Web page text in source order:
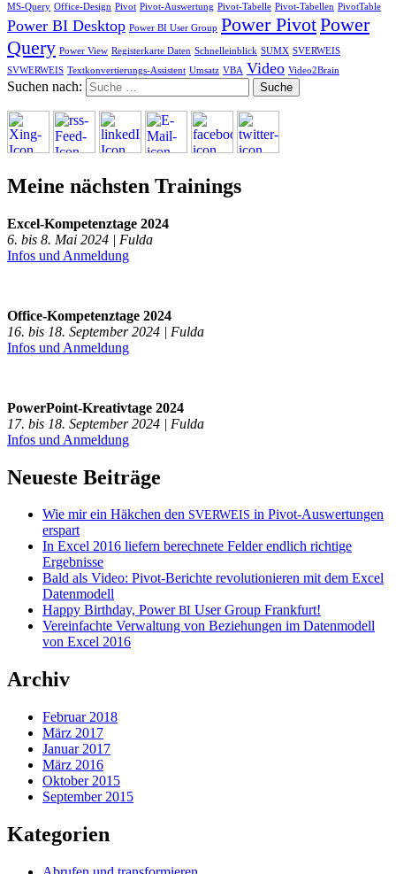
MS-Query Office-Design Pivot Pivot-Auswertung Pivot-Tabelle Pivot-Tabellen PivotTable
Power BI Desktop Power BI User Group Power PivotPower
Query Power View Registerkarte Daten Schnelleinblick SUMX SVERWEIS
SVWERWEIS Textkonvertierungs-Assistent Umsatz VBA Video Video2Brain
Suchen nach:
Meine nächsten Trainings
Excel-Kompetenztage 2024
6. bis 8. Mai 2024 | Fulda
Infos und Anmeldung
Office-Kompetenztage 2024
16. bis 18. September 2024 | Fulda
Infos und Anmeldung
PowerPoint-Kreativtage 2024
17. bis 18. September 2024 | Fulda
Infos und Anmeldung
Neueste Beiträge
Wie mir ein Häkchen den SVERWEIS in Pivot-Auswertungen
erspart
In Excel 2016 liefern berechnete Felder endlich richtige
Ergebnisse
Bald als Video: Pivot-Berichte revolutionieren mit dem Excel
Datenmodell
Happy Birthday, PowerBI User Group Frankfurt!
Vereinfachte Verwaltung von Beziehungen im Datenmodell
von Excel 2016
Archiv
Februar 2018
März 2017
Januar 2017
März 2016
Oktober 2015
September 2015
Kategorien